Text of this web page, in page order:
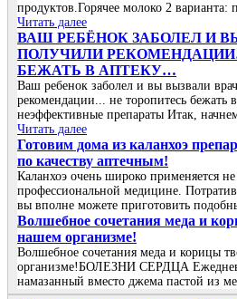
продуктов.Горячее молоко 2
Читать далее
ВАШ РЕБЁНОК ЗАБОЛЕЛ И
ПОЛУЧИЛИ
БЕЖАТЬ В АПТЕКУ…
Ваш ребенок заболел и вы вызвали
рекомендации... не торопитесь бежать
неэффективные препараты Итак,
Читать далее
Готовим дома из каланхоэ
по качеству аптечным!
Каланхоэ очень широко применяется
профессиональной медицине.
вы вполне можете приготовить
Волшебное сочетания меда и
нашем организме!
Волшебное сочетания меда и корицы
организме!БОЛЕЗНИ СЕРДЦА
намазанный вместо джема пастой из